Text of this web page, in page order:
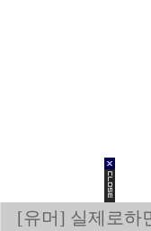
[유머] 실제로하